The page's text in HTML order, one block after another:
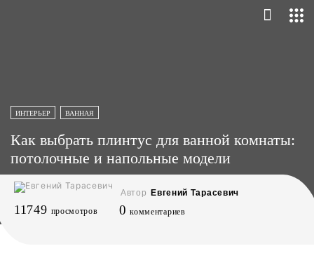
ИНТЕРЬЕР ВАННАЯ
Как выбрать плинтус для ванной комнаты:
потолочные и напольные модели
Автор Евгений Тарасевич
11749 просмотров 0 комментариев